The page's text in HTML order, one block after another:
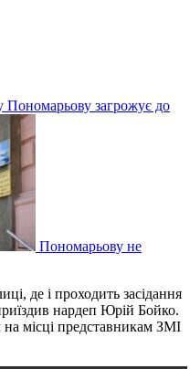
Пономарьову загрожує до
Пономарьову не
де і проходить засідання
нардеп Юрій Бойко.
місці представникам ЗМІ